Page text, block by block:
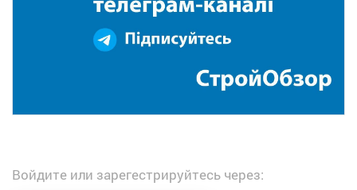
Войдите или зарегестрируйтесь через: